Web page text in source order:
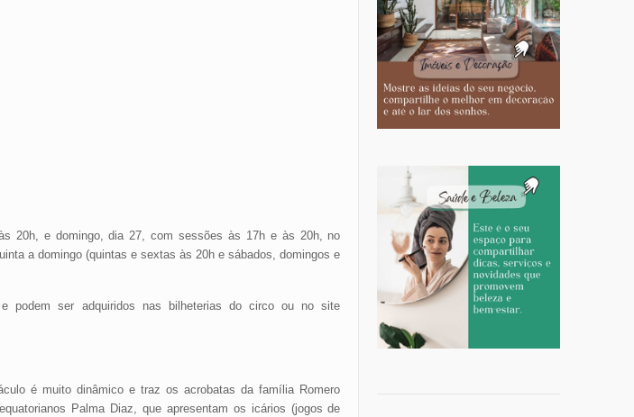
20h, e domingo, dia 27, com sessões às 17h e às 20h, no
a domingo (quintas e sextas às 20h e sábados, domingos e
podem ser adquiridos nas bilheterias do circo ou no site
é muito dinâmico e traz os acrobatas da família Romero
Palma Diaz, que apresentam os icários (jogos de